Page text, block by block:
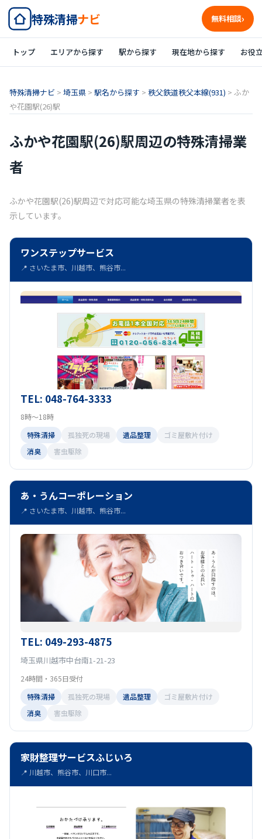
特殊清掃ナビ 無料相談
トップ エリアから探す 駅から探す 現在地から探す お役
特殊清掃ナビ > 埼玉県 > 駅名から探す > 秩父鉄道秩父本線(931) > ふか
や花園駅(26)駅
ふかや花園駅(26)駅周辺の特殊清掃業
者
ふかや花園駅(26)駅周辺で対応可能な埼玉県の特殊清掃業者を表
示しています。
ワンステップサービス
📍 さいたま市、川越市、熊谷市...
TEL: 048-764-3333
8時～18時
特殊清掃
孤独死の現場 遺品整理
ゴミ屋敷片付け
消臭
害虫駆除
あ・うんコーポレーション
📍 さいたま市、川越市、熊谷市...
TEL: 049-293-4875
埼玉県川越市中台南1-21-23
24時間・365日受付
特殊清掃
孤独死の現場 遺品整理
ゴミ屋敷片付け
消臭
害虫駆除
家財整理サービスふじいろ
📍 川越市、熊谷市、川口市...